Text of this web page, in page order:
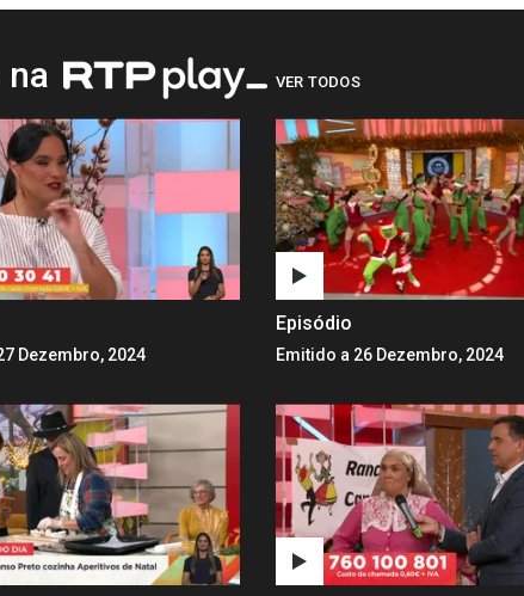
na VER TODOS
Dezembro, 2024
Episódio
Emitido a 26 Dezembro, 2024